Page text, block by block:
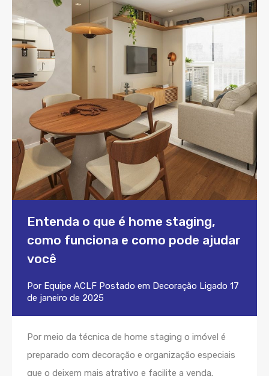
Entenda o que é home staging,
como funciona e como pode ajudar
você
Por Equipe ACLF Postado em Decoração Ligado 17
de janeiro de 2025
Por meio da técnica de home staging o imóvel é
preparado com decoração e organização especiais
que o deixem mais atrativo e facilite a venda.